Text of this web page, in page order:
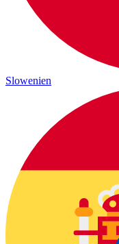
Slowenien